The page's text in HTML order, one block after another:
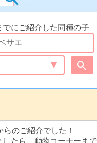
にご紹介した同種の子
のご紹介でした！
したら、動物コーナーま